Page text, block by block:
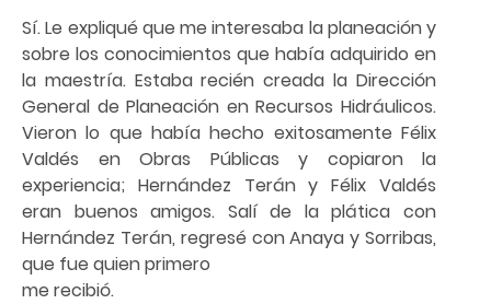
Sí. Le expliqué que me interesaba la planeación y
sobre los conocimientos que había adquirido en
la maestría. Estaba recién creada la Dirección
General de Planeación en Recursos Hidráulicos.
Vieron lo que había hecho exitosamente Félix
Valdés en Obras Públicas y copiaron la
experiencia; Hernández Terán y Félix Valdés
eran buenos amigos. Salí de la plática con
Hernández Terán, regresé con Anaya y Sorribas,
que fue quien primero
me recibió.